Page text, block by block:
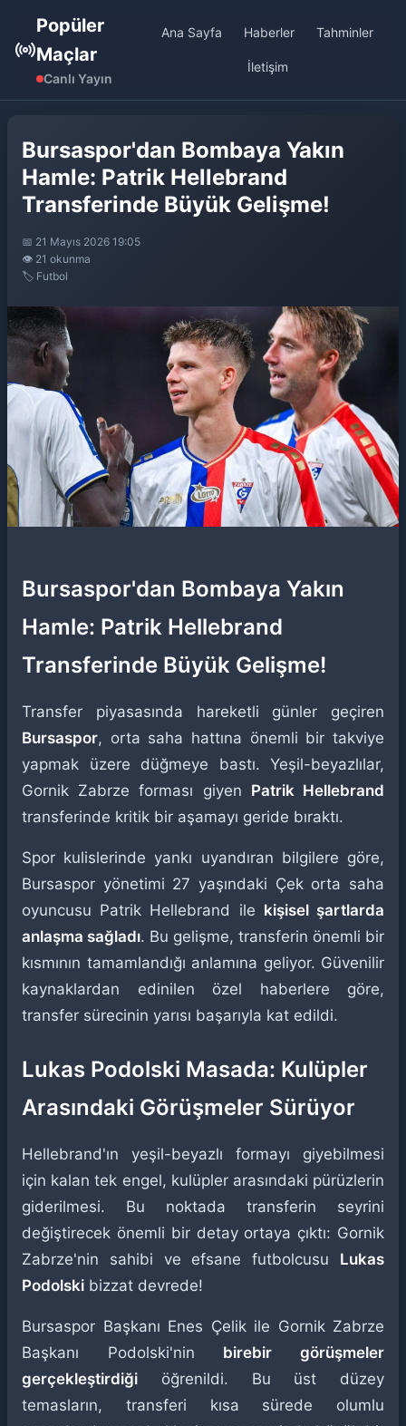
Popüler
Maçlar
Canlı Yayın
Ana Sayfa Haberler Tahminler
İletişim
Bursaspor'dan Bombaya Yakın
Hamle: Patrik Hellebrand
Transferinde Büyük Gelişme!
📅 21 Mayıs 2026 19:05
👁️ 21 okunma
🏷️ Futbol
Bursaspor'dan Bombaya Yakın
Hamle: Patrik Hellebrand
Transferinde Büyük Gelişme!
Transfer piyasasında hareketli günler geçiren
Bursaspor, orta saha hattına önemli bir takviye
yapmak üzere düğmeye bastı. Yeşil-beyazlılar,
Gornik Zabrze forması giyen Patrik Hellebrand
transferinde kritik bir aşamayı geride bıraktı.
Spor kulislerinde yankı uyandıran bilgilere göre,
Bursaspor yönetimi 27 yaşındaki Çek orta saha
oyuncusu Patrik Hellebrand ile kişisel şartlarda
anlaşma sağladı. Bu gelişme, transferin önemli bir
kısmının tamamlandığı anlamına geliyor. Güvenilir
kaynaklardan edinilen özel haberlere göre,
transfer sürecinin yarısı başarıyla kat edildi.
Lukas Podolski Masada: Kulüpler
Arasındaki Görüşmeler Sürüyor
Hellebrand'ın yeşil-beyazlı formayı giyebilmesi
için kalan tek engel, kulüpler arasındaki pürüzlerin
giderilmesi. Bu noktada transferin seyrini
değiştirecek önemli bir detay ortaya çıktı: Gornik
Zabrze'nin sahibi ve efsane futbolcusu Lukas
Podolski bizzat devrede!
Bursaspor Başkanı Enes Çelik ile Gornik Zabrze
Başkanı Podolski'nin birebir görüşmeler
gerçekleştirdiği öğrenildi. Bu üst düzey
temasların, transferi kısa sürede olumlu